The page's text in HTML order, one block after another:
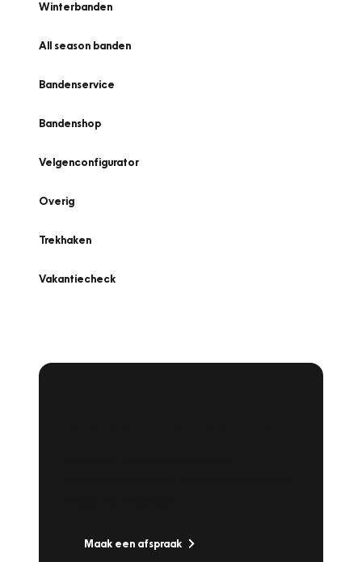
Winterbanden
All season banden
Bandenservice
Bandenshop
Velgenconfigurator
Overig
Trekhaken
Vakantiecheck
Maak een afspraak